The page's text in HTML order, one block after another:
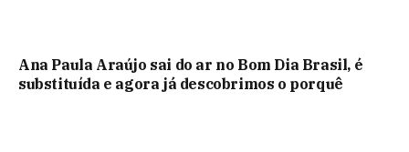
Ana Paula Araújo sai do ar no Bom Dia Brasil, é
substituída e agora já descobrimos o porquê